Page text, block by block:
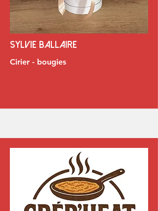
Sylvie bALLAIRE
Cirier - bougies